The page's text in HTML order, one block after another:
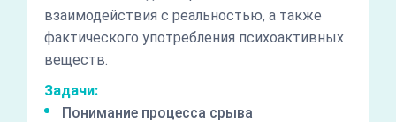
взаимодействия с реальностью, а также
фактического употребления психоактивных
веществ.
Задачи:
Понимание процесса срыва